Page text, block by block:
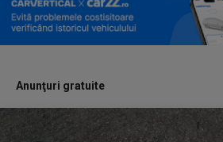
Anunţuri gratuite